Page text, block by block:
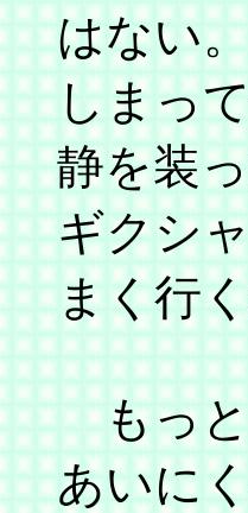
はない
しまっ
静を装
ギクシ
まく行
もっと
あいに